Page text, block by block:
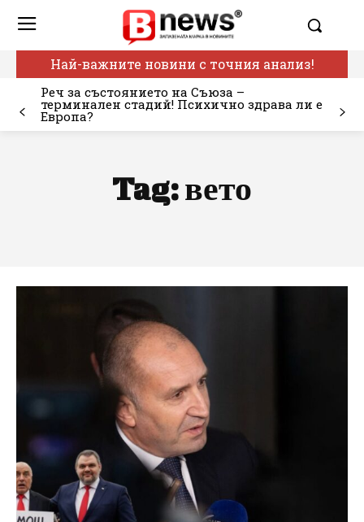
Най-важните новини с точния анализ!
Реч за състоянието на Съюза –
терминален стадий! Психично здрава ли е
Европа?
Tag:вето